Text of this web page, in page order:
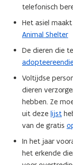
telefonisch
Het asiel
Animal Shelter
De dieren die
(
o
p
e
n
t
n
n
Voltijdse
dieren
hebben. Ze
uit deze​​​​​​ lijst
van de gratis
In het jaar
het erkende